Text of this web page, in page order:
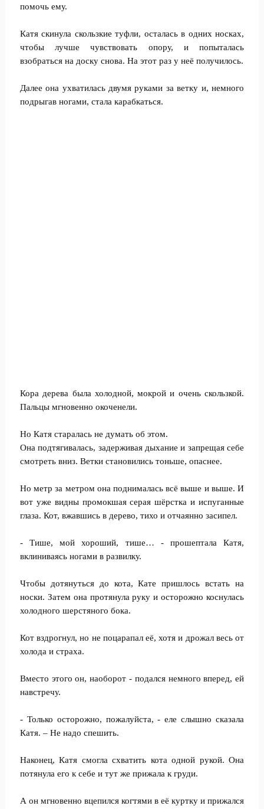
помочь ему.
Катя скинула скользкие туфли, осталась в одних носках,
чтобы лучше чувствовать опору, и попыталась
взобраться на доску снова. На этот раз у неё получилось.
Далее она ухватилась двумя руками за ветку и, немного
подрыгав ногами, стала карабкаться.
Кора дерева была холодной, мокрой и очень скользкой.
Пальцы мгновенно окоченели.
Но Катя старалась не думать об этом.
Она подтягивалась, задерживая дыхание и запрещая себе
смотреть вниз. Ветки становились тоньше, опаснее.
Но метр за метром она поднималась всё выше и выше. И
вот уже видны промокшая серая шёрстка и испуганные
глаза. Кот, вжавшись в дерево, тихо и отчаянно засипел.
- Тише, мой хороший, тише… - прошептала Катя,
вклиниваясь ногами в развилку.
Чтобы дотянуться до кота, Кате пришлось встать на
носки. Затем она протянула руку и осторожно коснулась
холодного шерстяного бока.
Кот вздрогнул, но не поцарапал её, хотя и дрожал весь от
холода и страха.
Вместо этого он, наоборот - подался немного вперед, ей
навстречу.
- Только осторожно, пожалуйста, - еле слышно сказала
Катя. – Не надо спешить.
Наконец, Катя смогла схватить кота одной рукой. Она
потянула его к себе и тут же прижала к груди.
А он мгновенно вцепился когтями в её куртку и прижался